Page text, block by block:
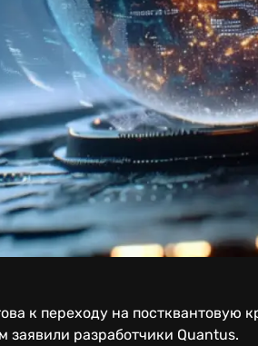
к переходу на постквантовую
заявили разработчики Quantus.